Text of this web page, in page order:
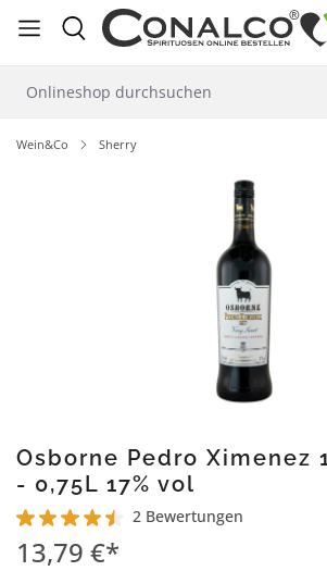
springen
Wein&Co Sherry
Osborne Pedro Ximenez
- 0,75L 17% vol
Durchschnittliche Bewertung von 4.5 von
2 Bewertungen
13,79 €*